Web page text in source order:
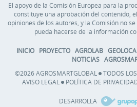
El apoyo de la Comisión Europea para la
constituye una aprobación del contenido,
opiniones de los autores, y la Comisión no
pueda hacerse de la información
INICIO PROYECTO AGROLAB
NOTICIAS
©2026 AGROSMARTGLOBAL TODOS LOS
AVISO LEGAL
POLÍTICA DE
DESARROLLA